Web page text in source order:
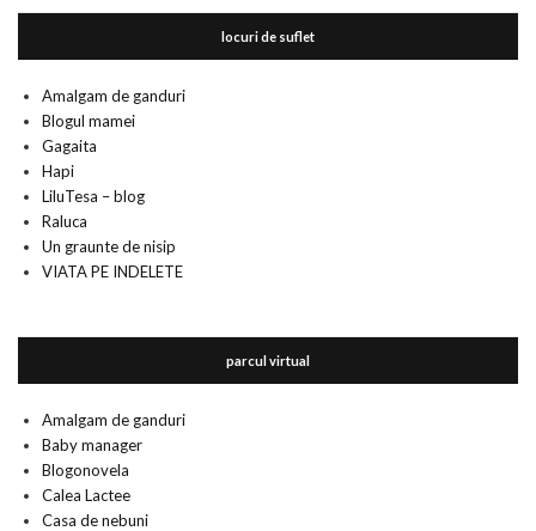
locuri de suflet
Amalgam de ganduri
Blogul mamei
Gagaita
Hapi
LiluTesa – blog
Raluca
Un graunte de nisip
VIATA PE INDELETE
parcul virtual
Amalgam de ganduri
Baby manager
Blogonovela
Calea Lactee
Casa de nebuni